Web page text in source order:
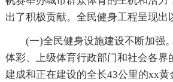
出了积极贡献。全民健身工程呈现出
(一)全民健身设施建设不断加强
体彩、上级体育行政部门和社会各界
建成和正在建设的全长43公里的xx黄